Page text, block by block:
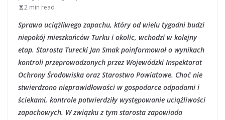
2 min read
Sprawa uciążliwego zapachu, który od wielu tygodni budzi
niepokój mieszkańców Turku i okolic, wchodzi w kolejny
etap. Starosta Turecki Jan Smak poinformował o wynikach
kontroli przeprowadzonych przez Wojewódzki Inspektorat
Ochrony Środowiska oraz Starostwo Powiatowe. Choć nie
stwierdzono nieprawidłowości w gospodarce odpadami i
ściekami, kontrole potwierdziły występowanie uciążliwości
zapachowych. W związku z tym starosta zapowiada